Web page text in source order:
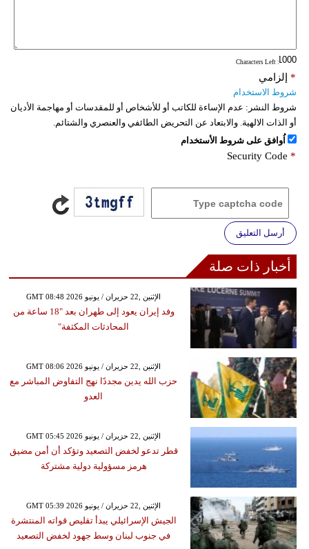
: Characters Left
إلزامي *
شروط الاستخدام
شروط النشر: عدم الإساءة للكاتب أو للأشخاص أو للمقدسات أو مهاجمة الأديان
أو الذات الالهية. والابتعاد عن التحريض الطائفي والعنصري والشتائم.
اُوافق على شروط الأستخدام
Security Code *
أرسل التعليق
أخبار ذات صلة
GMT 08:48 2026 الإثنين ,22 حزيران / يونيو
وفد إيران يعود إلى طهران بعد "18 ساعة من
المحادثات المكثفة"
GMT 08:06 2026 الإثنين ,22 حزيران / يونيو
حزب الله يدين مجددًا نهج التفاوض المباشر مع
العدو
GMT 05:45 2026 الإثنين ,22 حزيران / يونيو
قطر تدعو لخفض التصعيد وتؤكد أن أمن مضيق
هرمز مسؤولية دولية مشتركة
GMT 05:39 2026 الإثنين ,22 حزيران / يونيو
الجيش الإسرائيلي يبدأ تقليص قواته المنتشرة
في جنوب لبنان وسط جهود لخفض التصعيد